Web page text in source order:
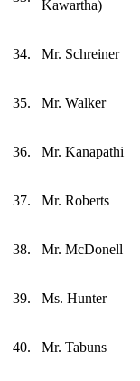
Kawartha)
34. Mr. Schreiner
35. Mr. Walker
36. Mr. Kanapathi
37. Mr. Roberts
38. Mr. McDonell
39. Ms. Hunter
40. Mr. Tabuns